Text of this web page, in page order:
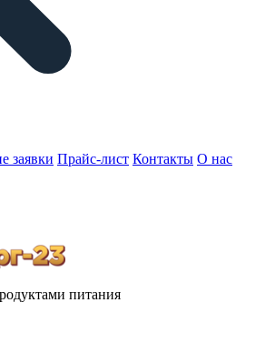
заявки Прайс-лист Контакты О нас
питания